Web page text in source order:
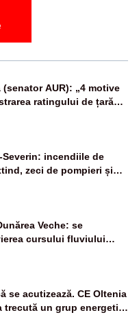
AUR): „4 motive
ratingului de țară
pentru Guvernul
Severin: incendiile de
zeci de pompieri și
cu flăcările - VIDEO
Veche: se
cursului fluviului
– VIDEO
se acutizează. CE Oltenia
trecută un grup energetic